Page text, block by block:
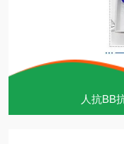
人抗BB